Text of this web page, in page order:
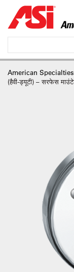
American
(हैवी-ड्यूटी) – सरफेस